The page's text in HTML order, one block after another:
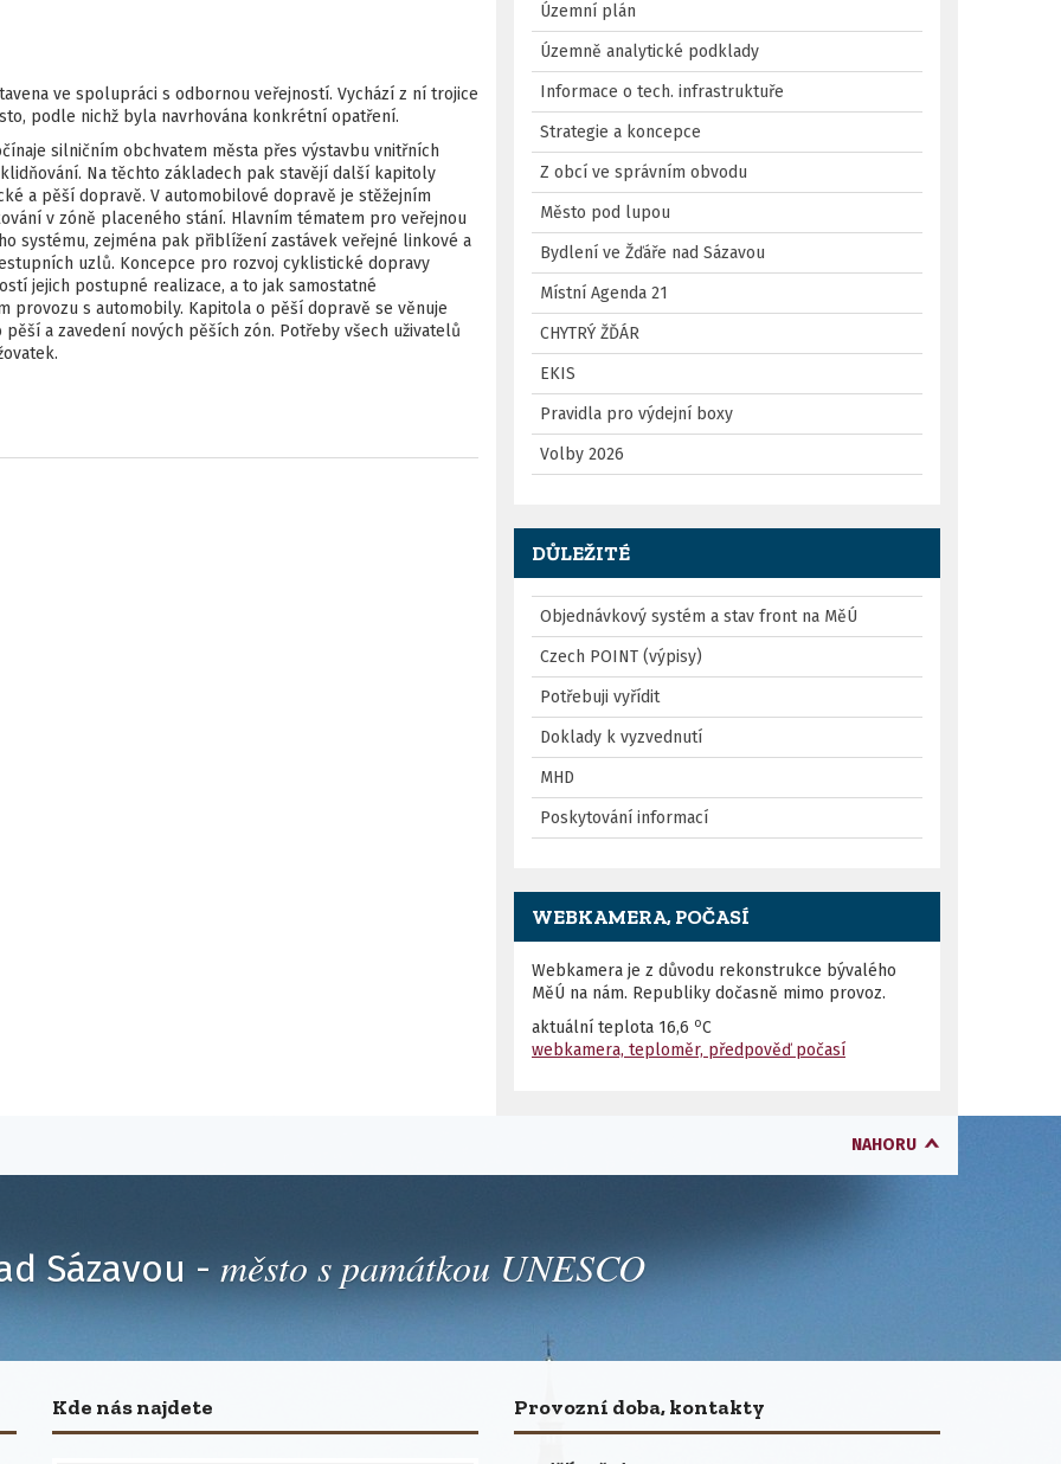
ve spolupráci s odbornou veřejností. Vychází z ní trojice
podle nichž byla navrhována konkrétní opatření.
silničním obchvatem města přes výstavbu vnitřních
Na těchto základech pak stavějí další kapitoly
a pěší dopravě. V automobilové dopravě je stěžejním
v zóně placeného stání. Hlavním tématem pro veřejnou
systému, zejména pak přiblížení zastávek veřejné linkové a
uzlů. Koncepce pro rozvoj cyklistické dopravy
jejich postupné realizace, a to jak samostatné
s automobily. Kapitola o pěší dopravě se věnuje
a zavedení nových pěších zón. Potřeby všech uživatelů
Územní plán
Územně analytické podklady
Informace o tech. infrastruktuře
Strategie a koncepce
Z obcí ve správním obvodu
Město pod lupou
Bydlení ve Žďáře nad Sázavou
Místní Agenda 21
CHYTRÝ ŽĎÁR
EKIS
Pravidla pro výdejní boxy
Volby 2026
DŮLEŽITÉ
Objednávkový systém a stav front na MěÚ
Czech POINT (výpisy)
Potřebuji vyřídit
Doklady k vyzvednutí
MHD
Poskytování informací
WEBKAMERA, POČASÍ
Webkamera je z důvodu rekonstrukce bývalého
MěÚ na nám. Republiky dočasně mimo provoz.
aktuální teplota 16,6 oC
webkamera, teploměr, předpověď počasí
NAHORU
Sázavou - město s památkou UNESCO
Provozní doba, kontakty
Kde nás najdete